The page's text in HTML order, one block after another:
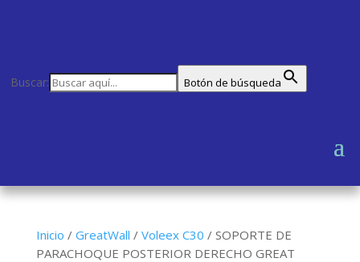
Buscar: Botón de búsqueda
Inicio / GreatWall / Voleex C30 / SOPORTE DE
PARACHOQUE POSTERIOR DERECHO GREAT